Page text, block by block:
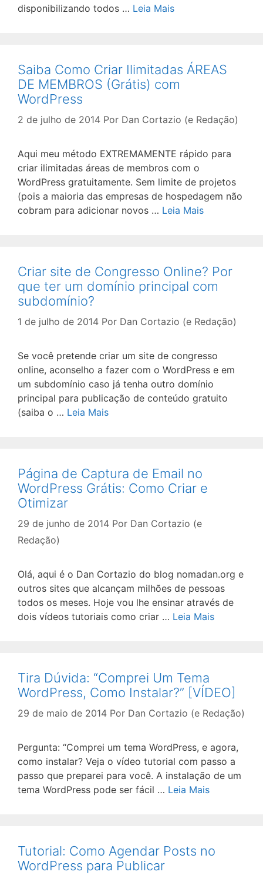
disponibilizando todos … Leia Mais
Saiba Como Criar Ilimitadas ÁREAS
DE MEMBROS (Grátis) com
WordPress
2 de julho de 2014 Por Dan Cortazio (e Redação)
Aqui meu método EXTREMAMENTE rápido para
criar ilimitadas áreas de membros com o
WordPress gratuitamente. Sem limite de projetos
(pois a maioria das empresas de hospedagem não
cobram para adicionar novos … Leia Mais
Criar site de Congresso Online? Por
que ter um domínio principal com
subdomínio?
1 de julho de 2014 Por Dan Cortazio (e Redação)
Se você pretende criar um site de congresso
online, aconselho a fazer com o WordPress e em
um subdomínio caso já tenha outro domínio
principal para publicação de conteúdo gratuito
(saiba o … Leia Mais
Página de Captura de Email no
WordPress Grátis: Como Criar e
Otimizar
29 de junho de 2014 Por Dan Cortazio (e
Redação)
Olá, aqui é o Dan Cortazio do blog nomadan.org e
outros sites que alcançam milhões de pessoas
todos os meses. Hoje vou lhe ensinar através de
dois vídeos tutoriais como criar … Leia Mais
Tira Dúvida: “Comprei Um Tema
WordPress, Como Instalar?” [VÍDEO]
29 de maio de 2014 Por Dan Cortazio (e Redação)
Pergunta: “Comprei um tema WordPress, e agora,
como instalar? Veja o vídeo tutorial com passo a
passo que preparei para você. A instalação de um
tema WordPress pode ser fácil … Leia Mais
Tutorial: Como Agendar Posts no
WordPress para Publicar